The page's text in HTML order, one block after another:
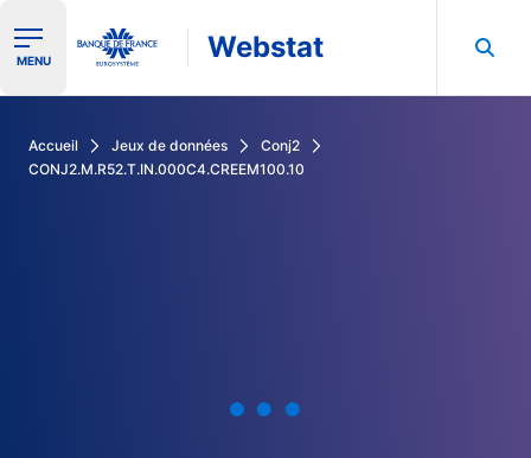
Ouvrir le menu de navigation
MENU Webstat
Accueil Jeux de données
Conj2
CONJ2.M.R52.T.IN.000C4.CREEM100.10